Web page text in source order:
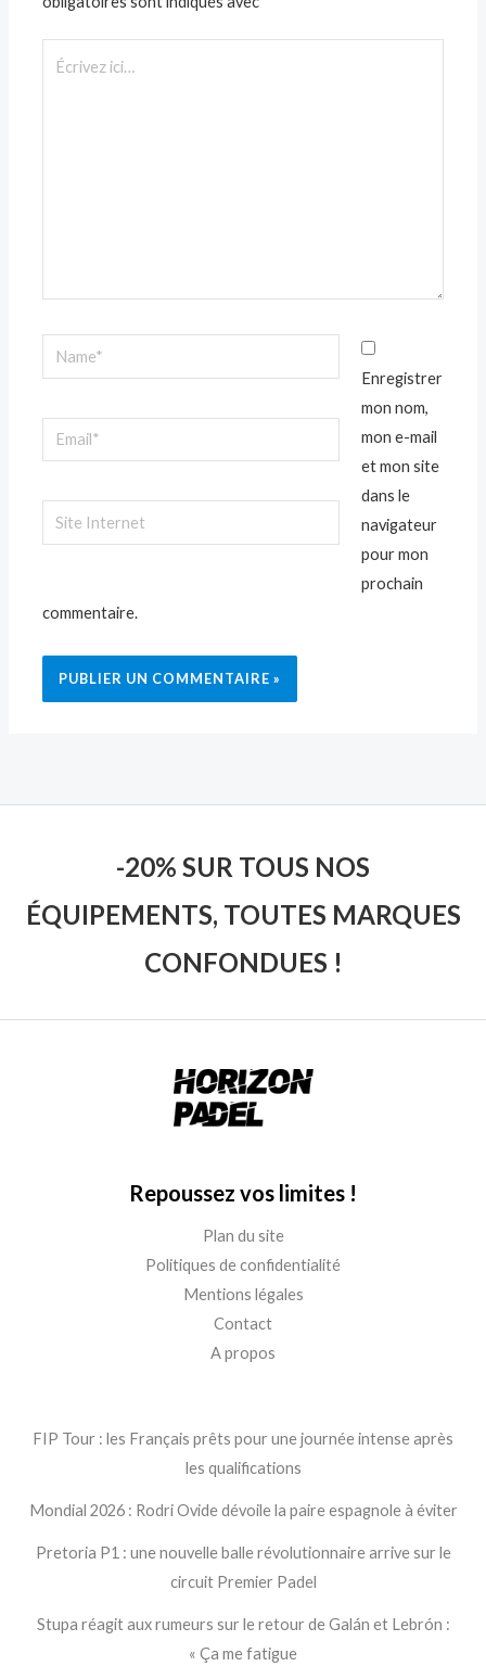
Name*
Email*
Site
Internet
Enregistrer
mon nom,
mon e-mail
et mon site
dans le
navigateur
pour mon
prochain
commentaire.
-20% SUR TOUS NOS
ÉQUIPEMENTS, TOUTES MARQUES
CONFONDUES !
Repoussez vos limites !
Plan du site
Politiques de confidentialité
Mentions légales
Contact
A propos
FIP Tour : les Français prêts pour une journée intense après
les qualifications
Mondial 2026 : Rodri Ovide dévoile la paire espagnole à éviter
Pretoria P1 : une nouvelle balle révolutionnaire arrive sur le
circuit Premier Padel
Stupa réagit aux rumeurs sur le retour de Galán et Lebrón :
« Ça me fatigue